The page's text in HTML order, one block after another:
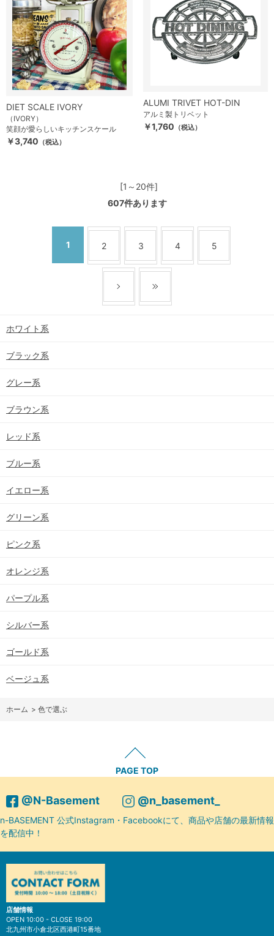
DIET SCALE IVORY
（IVORY）
笑顔が愛らしいキッチンスケール
￥3,740 （税込）
ALUMI TRIVET HOT-DIN
アルミ製トリベット
￥1,760 （税込）
[1～20件]
607件あります
1 2 3 4 5
ホワイト系
ブラック系
グレー系
ブラウン系
レッド系
ブルー系
イエロー系
グリーン系
ピンク系
オレンジ系
パープル系
シルバー系
ゴールド系
ベージュ系
ホーム > 色で選ぶ
PAGE TOP
@N-Basement @n_basement_
n-BASEMENT 公式Instagram・Facebookにて、商品や店舗の最新情報
を配信中！
店舗情報
OPEN 10:00 - CLOSE 19:00
北九州市小倉北区西港町15番地